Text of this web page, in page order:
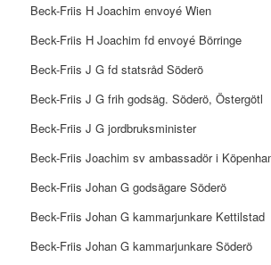
Beck-Friis H Joachim envoyé Wien
Beck-Friis H Joachim fd envoyé Börringe
Beck-Friis J G fd statsråd Söderö
Beck-Friis J G frih godsäg. Söderö, Östergötl
Beck-Friis J G jordbruksminister
Beck-Friis Joachim sv ambassadör i
Beck-Friis Johan G godsägare Söderö
Beck-Friis Johan G kammarjunkare Kettilstad
Beck-Friis Johan G kammarjunkare Söderö